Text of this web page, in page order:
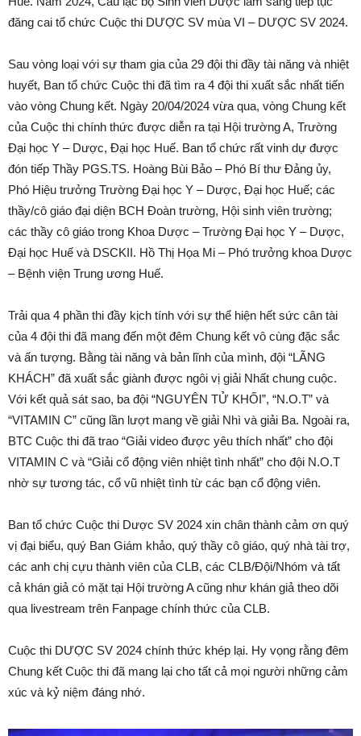
đăng cai tổ chức Cuộc thi DƯỢC SV mùa VI – DƯỢC SV 2024.
Sau vòng loại với sự tham gia của 29 đội thi đầy tài năng và nhiệt
huyết, Ban tổ chức Cuộc thi đã tìm ra 4 đội thi xuất sắc nhất tiến
vào vòng Chung kết. Ngày 20/04/2024 vừa qua, vòng Chung kết
của Cuộc thi chính thức được diễn ra tại Hội trường A, Trường
Đại học Y – Dược, Đại học Huế. Ban tổ chức rất vinh dự được
đón tiếp Thầy PGS.TS. Hoàng Bùi Bảo – Phó Bí thư Đảng ủy,
Phó Hiệu trưởng Trường Đại học Y – Dược, Đại học Huế; các
thầy/cô giáo đại diện BCH Đoàn trường, Hội sinh viên trường;
các thầy cô giáo trong Khoa Dược – Trường Đại học Y – Dược,
Đại học Huế và DSCKII. Hồ Thị Họa Mi – Phó trưởng khoa Dược
– Bệnh viện Trung ương Huế.
Trải qua 4 phần thi đầy kịch tính với sự thể hiện hết sức cân tài
của 4 đội thi đã mang đến một đêm Chung kết vô cùng đặc sắc
và ấn tượng. Bằng tài năng và bản lĩnh của mình, đội “LÃNG
KHÁCH” đã xuất sắc giành được ngôi vị giải Nhất chung cuộc.
Với kết quả sát sao, ba đội “NGUYÊN TỬ KHỐI”, “N.O.T” và
“VITAMIN C” cũng lần lượt mang về giải Nhì và giải Ba. Ngoài ra,
BTC Cuộc thi đã trao “Giải video được yêu thích nhất” cho đội
VITAMIN C và “Giải cổ động viên nhiệt tình nhất” cho đội N.O.T
nhờ sự tương tác, cổ vũ nhiệt tình từ các bạn cổ động viên.
Ban tổ chức Cuộc thi Dược SV 2024 xin chân thành cảm ơn quý
vị đại biểu, quý Ban Giám khảo, quý thầy cô giáo, quý nhà tài trợ,
các anh chị cựu thành viên của CLB, các CLB/Đội/Nhóm và tất
cả khán giả có mặt tại Hội trường A cũng như khán giả theo dõi
qua livestream trên Fanpage chính thức của CLB.
Cuộc thi DƯỢC SV 2024 chính thức khép lại. Hy vọng rằng đêm
Chung kết Cuộc thi đã mang lại cho tất cả mọi người những cảm
xúc và kỷ niệm đáng nhớ.